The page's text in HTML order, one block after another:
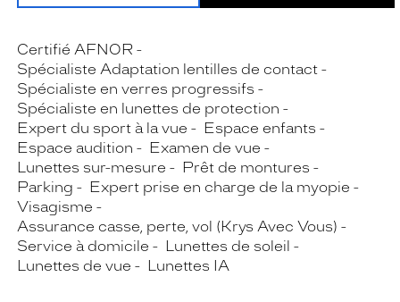
Certifié AFNOR
Spécialiste Adaptation lentilles de contact
Spécialiste en verres progressifs
Spécialiste en lunettes de protection
Expert du sport à la vue
Espace enfants
Espace audition
Examen de vue
Lunettes sur-mesure
Prêt de montures
Parking
Expert prise en charge de la myopie
Visagisme
Assurance casse, perte, vol (Krys Avec Vous)
Service à domicile
Lunettes de soleil
Lunettes de vue
Lunettes IA